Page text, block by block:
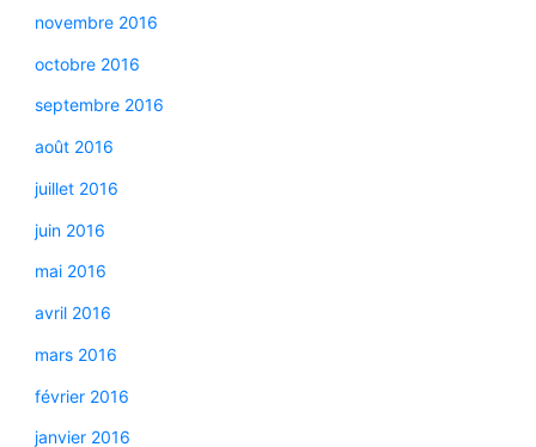
novembre 2016
octobre 2016
septembre 2016
août 2016
juillet 2016
juin 2016
mai 2016
avril 2016
mars 2016
février 2016
janvier 2016